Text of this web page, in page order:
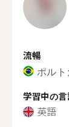
流暢
ポル
学習中の
英語